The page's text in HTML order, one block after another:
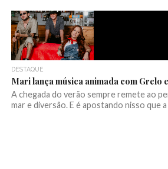
DESTAQUE
Mari lança música animada com Grelo
A chegada do verão sempre remete ao
mar e diversão. E é apostando nisso que